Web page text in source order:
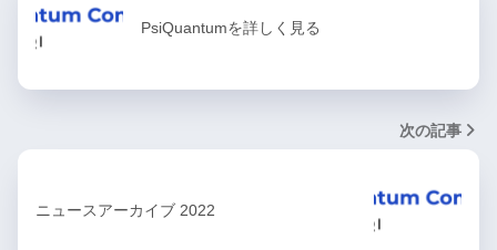
PsiQuantumを詳しく見る
次の記事
ニュースアーカイブ 2022